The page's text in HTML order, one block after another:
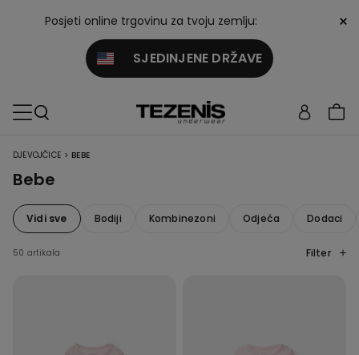
Posjeti online trgovinu za tvoju zemlju:
SJEDINJENE DRŽAVE
×
DJEVOJČICE > BEBE
Bebe
Vidi sve Bodiji Kombinezoni Odjeća Dodaci
50 artikala Filter